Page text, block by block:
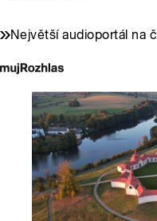
Největší audioportál na